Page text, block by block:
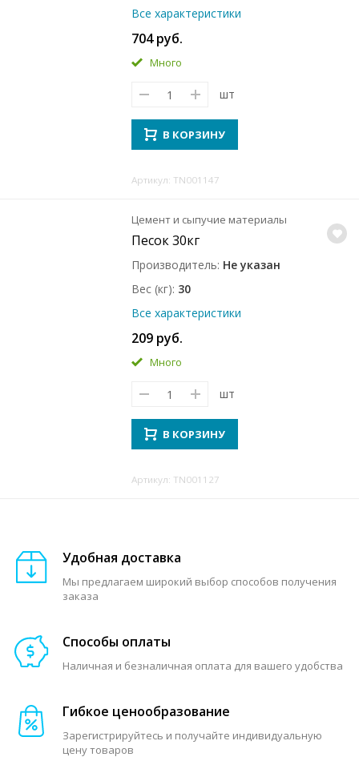
Все характеристики
704 руб.
Много
шт
В КОРЗИНУ
Артикул: TN001147
Цемент и сыпучие материалы
Песок 30кг
Производитель Не указан
Вес (кг) 30
Все характеристики
209 руб.
Много
шт
В КОРЗИНУ
Артикул: TN001127
Удобная доставка
Мы предлагаем широкий выбор способов получения
заказа
Способы оплаты
Наличная и безналичная оплата для вашего удобства
Гибкое ценообразование
Зарегистрируйтесь и получайте индивидуальную
цену товаров